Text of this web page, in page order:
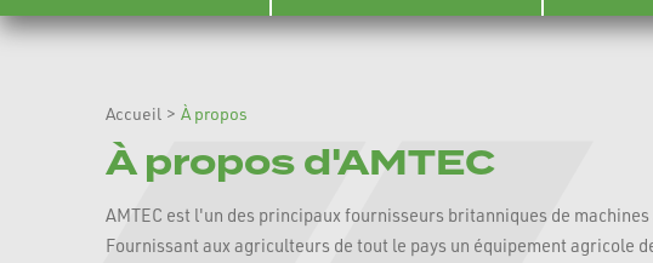
Accueil > À propos
À propos d'AMTEC
AMTEC est l'un des principaux fournisseurs britanniques de
Fournissant aux agriculteurs de tout le pays un équipement agricole